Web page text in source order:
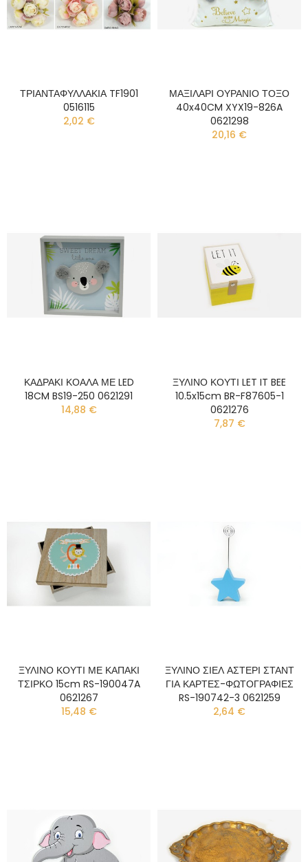
ΤΡΙΑΝΤΑΦΥΛΛΑΚΙΑ TF1901
0516115
2,02 €
ΜΑΞΙΛΑΡΙ ΟΥΡΑΝΙΟ ΤΟΞΟ
40x40CM XYX19-826A
0621298
20,16 €
ΚΑΔΡΑΚΙ ΚΟΑΛΑ ΜΕ LED
18CM BS19-250 0621291
14,88 €
ΞΥΛΙΝΟ ΚΟΥΤΙ LET IT BEE
10.5x15cm BR-F87605-1
0621276
7,87 €
ΞΥΛΙΝΟ ΚΟΥΤΙ ΜΕ ΚΑΠΑΚΙ
ΤΣΙΡΚΟ 15cm RS-190047A
0621267
15,48 €
ΞΥΛΙΝΟ ΣΙΕΛ ΑΣΤΕΡΙ ΣΤΑΝΤ
ΓΙΑ ΚΑΡΤΕΣ-ΦΩΤΟΓΡΑΦΙΕΣ
RS-190742-3 0621259
2,64 €